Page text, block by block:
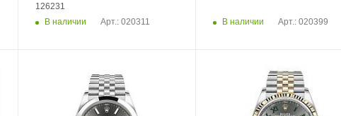
126231
В наличии
Арт.: 020311 В наличии Арт.: 020399